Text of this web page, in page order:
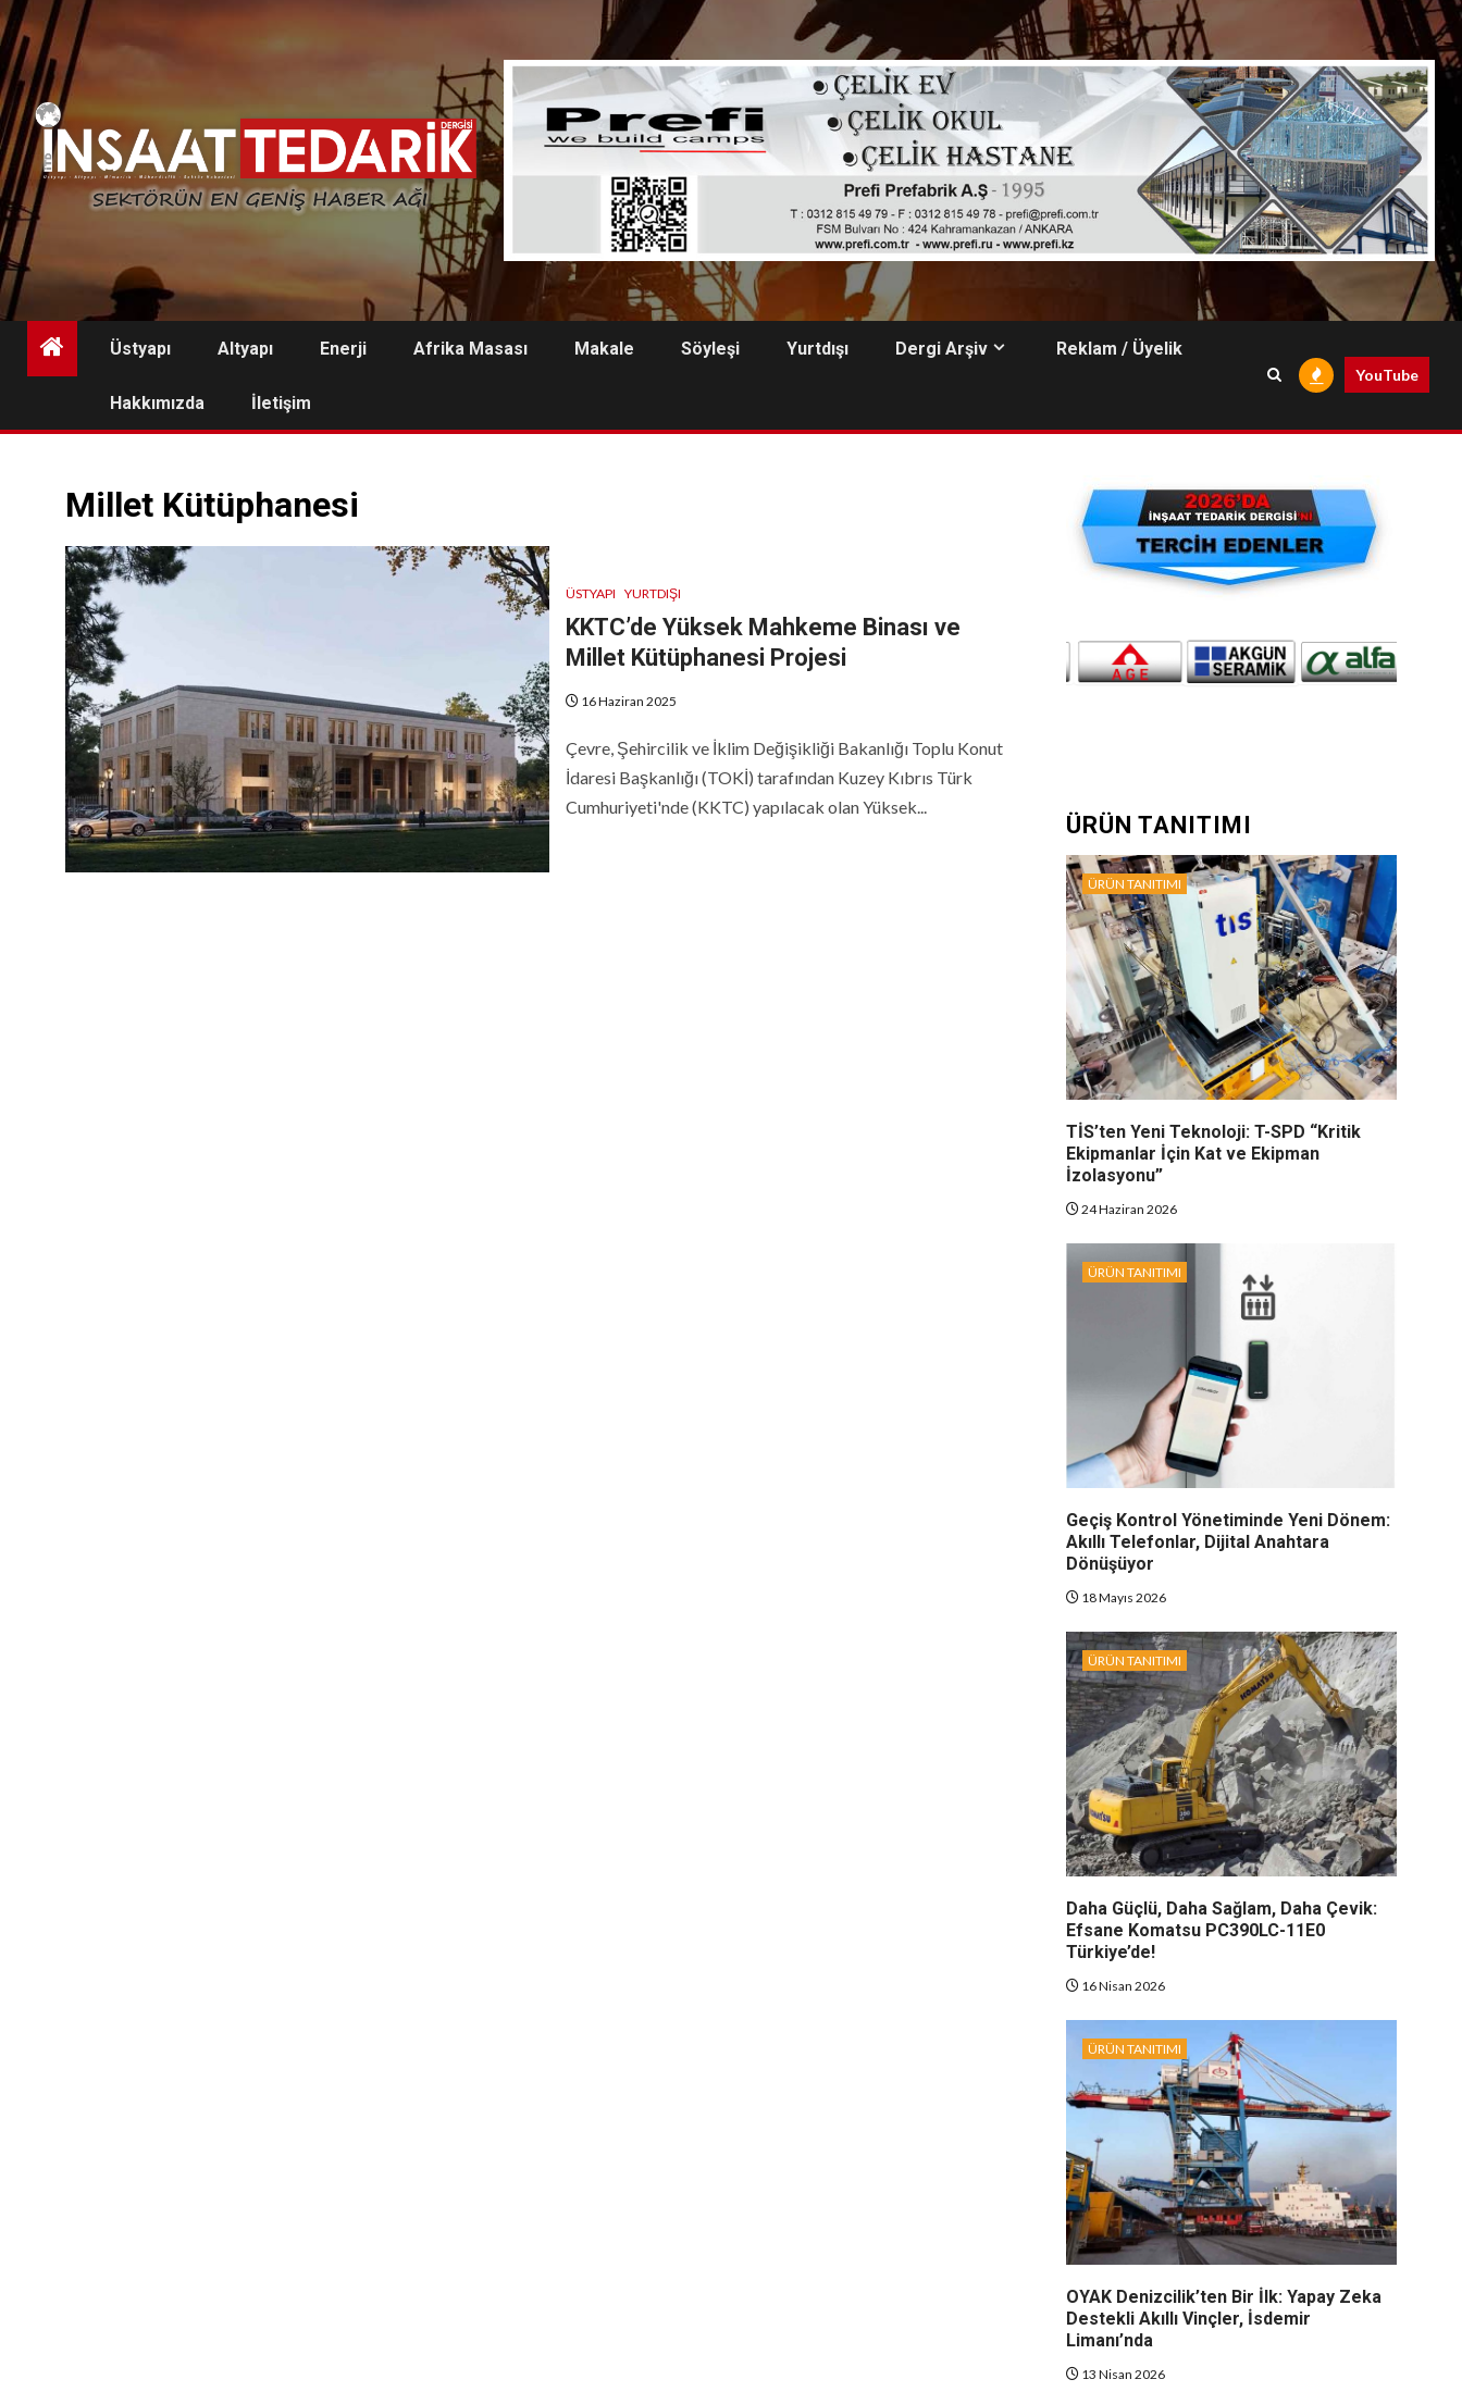
Skip
to
content
Üstyapı Altyapı Enerji Afrika Masası Makale Söyleşi Yurtdışı Dergi Arşiv Reklam / Üyelik
Hakkımızda İletişim
YouTube
Millet Kütüphanesi
ÜSTYAPI YURTDIŞI
KKTC’de Yüksek Mahkeme Binası ve
Millet Kütüphanesi Projesi
16 Haziran 2025
Çevre, Şehircilik ve İklim Değişikliği Bakanlığı Toplu Konut
İdaresi Başkanlığı (TOKİ) tarafından Kuzey Kıbrıs Türk
Cumhuriyeti'nde (KKTC) yapılacak olan Yüksek...
ÜRÜN TANITIMI
ÜRÜN TANITIMI
TİS’ten Yeni Teknoloji: T-SPD “Kritik
Ekipmanlar İçin Kat ve Ekipman
İzolasyonu”
24 Haziran 2026
ÜRÜN TANITIMI
Geçiş Kontrol Yönetiminde Yeni Dönem:
Akıllı Telefonlar, Dijital Anahtara
Dönüşüyor
18 Mayıs 2026
ÜRÜN TANITIMI
Daha Güçlü, Daha Sağlam, Daha Çevik:
Efsane Komatsu PC390LC-11E0
Türkiye’de!
16 Nisan 2026
ÜRÜN TANITIMI
OYAK Denizcilik’ten Bir İlk: Yapay Zeka
Destekli Akıllı Vinçler, İsdemir
Limanı’nda
13 Nisan 2026